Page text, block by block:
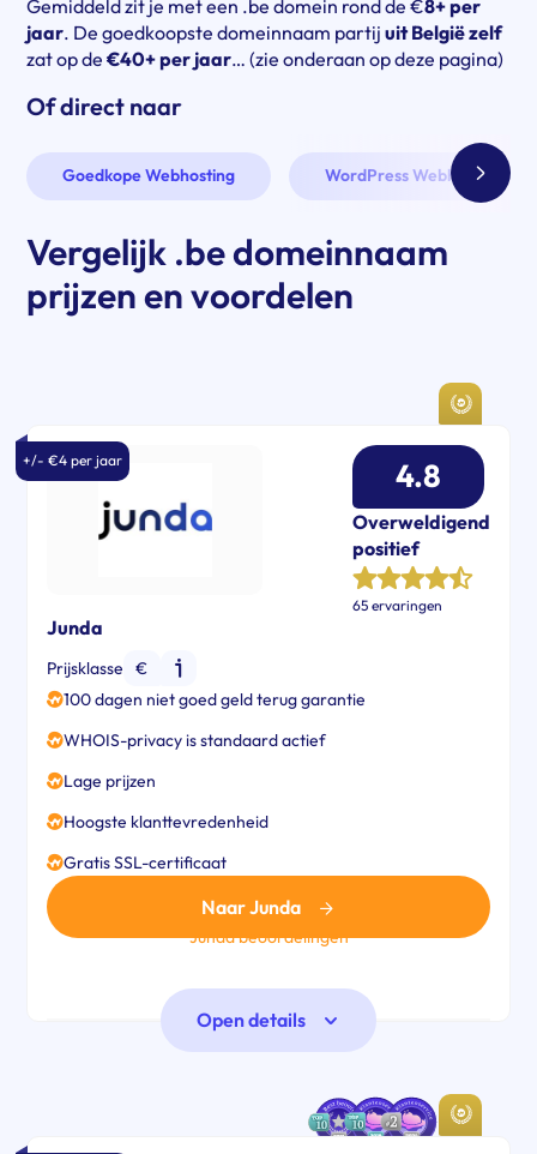
Gemiddeld zit je met een .be domein rond de €8+ per
jaar. De goedkoopste domeinnaam partij uit België zelf
zat op de€40+ per jaar… (zie onderaan op deze pagina)
Of direct naar
Goedkope Webhosting WordPress Webhosting
Vergelijk .be domeinnaam
prijzen en voordelen
+/- €4 per jaar
Junda
Prijsklasse
€
100 dagen niet goed geld terug garantie
WHOIS-privacy is standaard actief
Lage prijzen
Hoogste klanttevredenheid
Gratis SSL-certificaat
Overweldigend
positief
65 ervaringen
4.8
Naar Junda
Junda beoordelingen
Open details